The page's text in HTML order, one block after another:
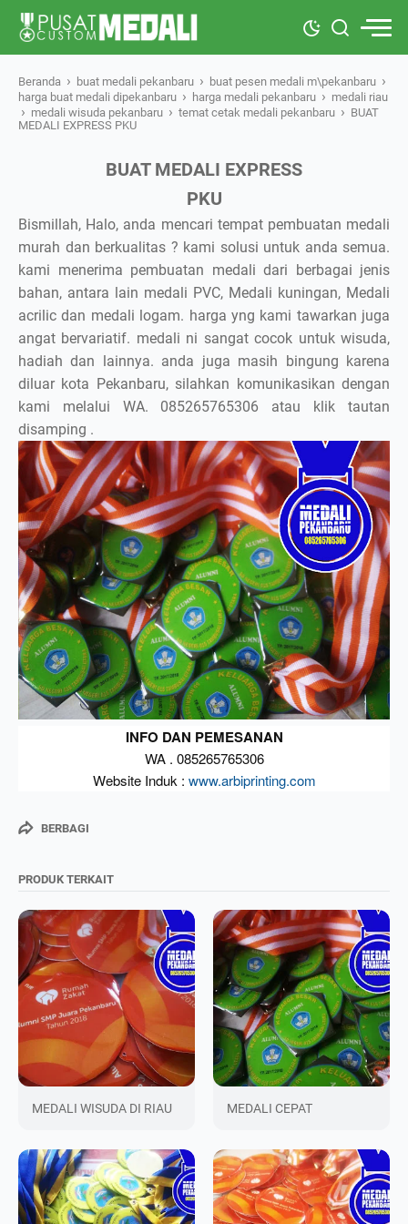
Beranda › buat medali pekanbaru › buat pesen medali m\pekanbaru ›
harga buat medali dipekanbaru › harga medali pekanbaru › medali riau
› medali wisuda pekanbaru › temat cetak medali pekanbaru › BUAT
MEDALI EXPRESS PKU
BUAT MEDALI EXPRESS
PKU
Bismillah, Halo, anda mencari tempat pembuatan medali
murah dan berkualitas ? kami solusi untuk anda semua.
kami menerima pembuatan medali dari berbagai jenis
bahan, antara lain medali PVC, Medali kuningan, Medali
acrilic dan medali logam. harga yng kami tawarkan juga
angat bervariatif. medali ni sangat cocok untuk wisuda,
hadiah dan lainnya. anda juga masih bingung karena
diluar kota Pekanbaru, silahkan komunikasikan dengan
kami melalui WA. 085265765306 atau klik tautan
disamping .
INFO DAN PEMESANAN
WA . 085265765306
Website Induk : www.arbiprinting.com
BERBAGI
PRODUK TERKAIT
MEDALI WISUDA DI RIAU MEDALI CEPAT